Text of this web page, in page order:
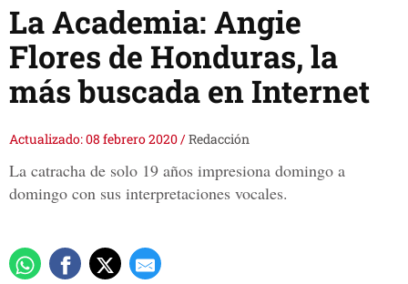
La Academia: Angie
Flores de Honduras, la
más buscada en Internet
Actualizado: 08 febrero 2020/Redacción
La catracha de solo 19 años impresiona domingo a
domingo con sus interpretaciones vocales.